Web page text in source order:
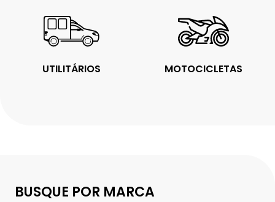
UTILITÁRIOS MOTOCICLETAS
BUSQUE POR MARCA